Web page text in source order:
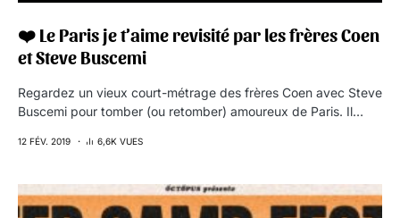
❤️ Le Paris je t’aime revisité par les frères Coen
et Steve Buscemi
Regardez un vieux court-métrage des frères Coen avec Steve
Buscemi pour tomber (ou retomber) amoureux de Paris. Il…
12 FÉV. 2019 6,6K VUES